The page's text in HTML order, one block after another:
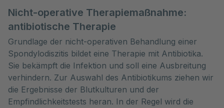
Nicht-operative Therapiemaßnahme:
antibiotische Therapie
Grundlage der nicht-operativen Behandlung einer
Spondylodiszitis bildet eine Therapie mit Antibiotika.
Sie bekämpft die Infektion und soll eine Ausbreitung
verhindern. Zur Auswahl des Antibiotikums ziehen wir
die Ergebnisse der Blutkulturen und der
Empfindlichkeitstests heran. In der Regel wird die